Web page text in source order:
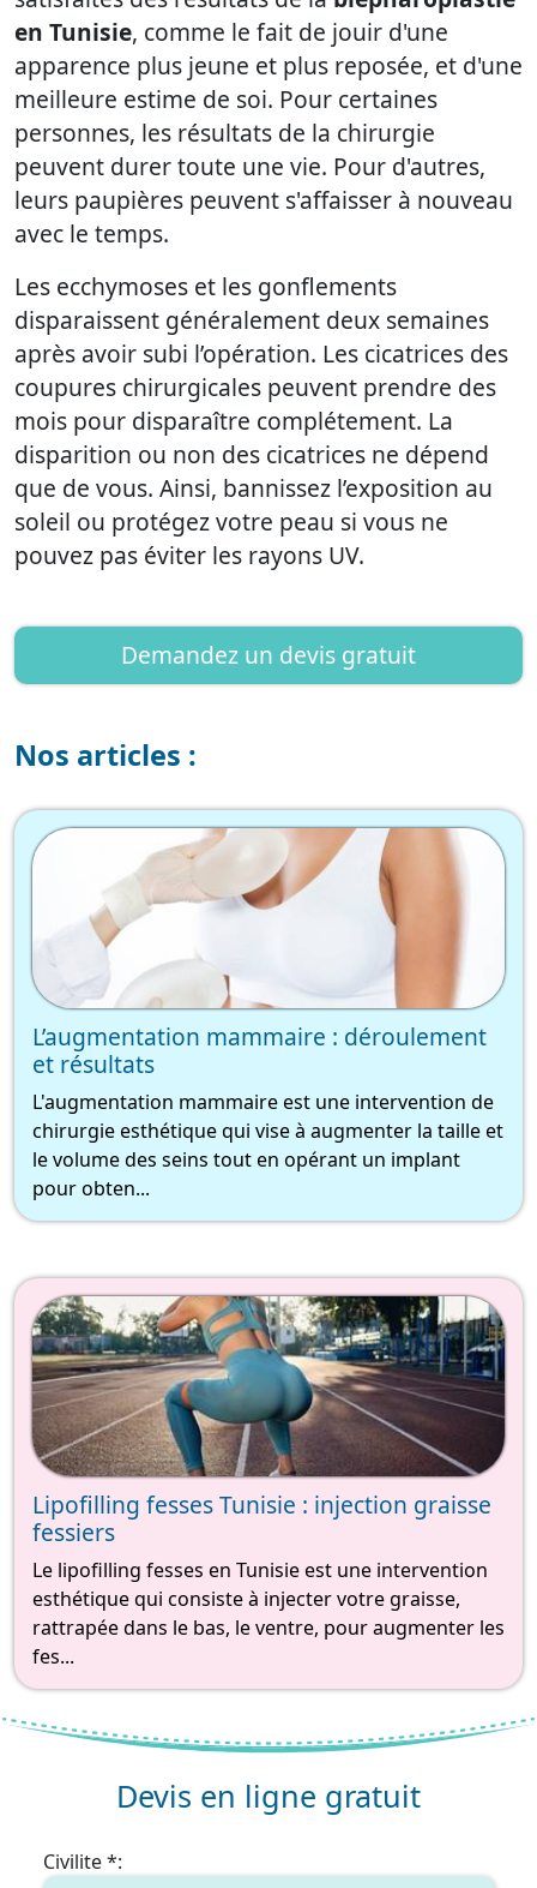
en Tunisie, comme le fait de jouir d'une
apparence plus jeune et plus reposée, et d'une
meilleure estime de soi. Pour certaines
personnes, les résultats de la chirurgie
peuvent durer toute une vie. Pour d'autres,
leurs paupières peuvent s'affaisser à nouveau
avec le temps.
Les ecchymoses et les gonflements
disparaissent généralement deux semaines
après avoir subi l’opération. Les cicatrices des
coupures chirurgicales peuvent prendre des
mois pour disparaître complétement. La
disparition ou non des cicatrices ne dépend
que de vous. Ainsi, bannissez l’exposition au
soleil ou protégez votre peau si vous ne
pouvez pas éviter les rayons UV.
Demandez un devis gratuit
Nos articles :
L’augmentation mammaire : déroulement
et résultats
L'augmentation mammaire est une intervention de
chirurgie esthétique qui vise à augmenter la taille et
le volume des seins tout en opérant un implant
pour obten...
Lipofilling fesses Tunisie : injection graisse
fessiers
Le lipofilling fesses en Tunisie est une intervention
esthétique qui consiste à injecter votre graisse,
rattrapée dans le bas, le ventre, pour augmenter les
fes...
Devis en ligne gratuit
Civilite *: